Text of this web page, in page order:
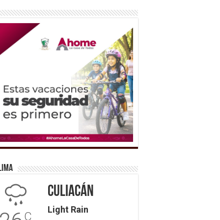
C
Culiacán
Light Rain